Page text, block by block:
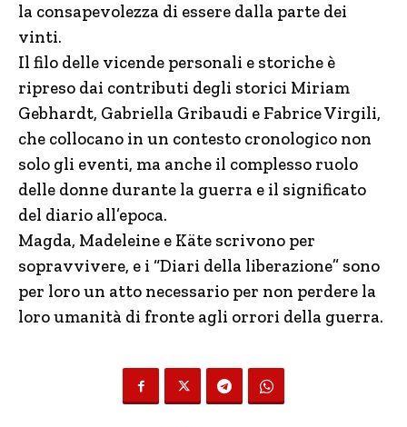
la consapevolezza di essere dalla parte dei
vinti.
Il filo delle vicende personali e storiche è
ripreso dai contributi degli storici Miriam
Gebhardt, Gabriella Gribaudi e Fabrice Virgili,
che collocano in un contesto cronologico non
solo gli eventi, ma anche il complesso ruolo
delle donne durante la guerra e il significato
del diario all’epoca.
Magda, Madeleine e Käte scrivono per
sopravvivere, e i “Diari della liberazione” sono
per loro un atto necessario per non perdere la
loro umanità di fronte agli orrori della guerra.